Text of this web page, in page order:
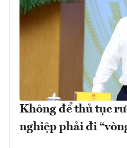
Không để thủ tục
nghiệp phải đi